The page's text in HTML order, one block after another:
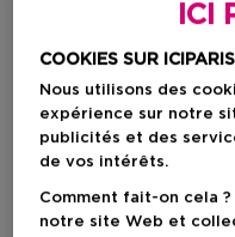
Zadig
ICI
COOKIES SUR
Nous utilisons des
expérience sur notre
publicités et des
de vos intérêts.
Comment fait-on cela
notre site Web et